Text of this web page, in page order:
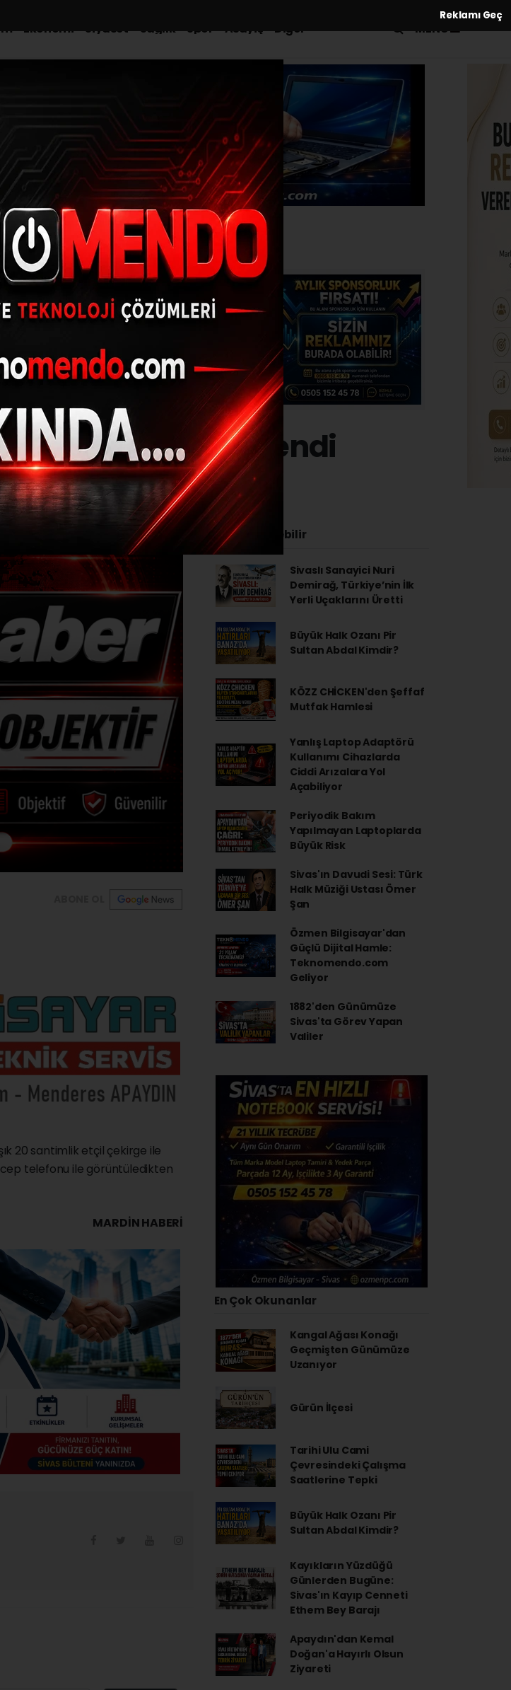
Reklamı Geç
Ekonomi Siyaset Sağlık Spor Asayiş Diğer MENÜ
çekirge görüntülendi
| 31.07.2024 - 12:01, Güncelleme: 31.07.2024 - 11:54
20 santimlik etçil çekirge ile
cep telefonu ile görüntüledikten
MARDIN HABERİ
İlginizi Çekebilir
Sivaslı Sanayici Nuri
Demirağ, Türkiye’nin İlk
Yerli Uçaklarını Üretti
Büyük Halk Ozanı Pir
Sultan Abdal Kimdir?
KÖZZ CHİCKEN'den Şeffaf
Mutfak Hamlesi
Yanlış Laptop Adaptörü
Kullanımı Cihazlarda
Ciddi Arızalara Yol
Açabiliyor
Periyodik Bakım
Yapılmayan Laptoplarda
Büyük Risk
Sivas'ın Davudi Sesi: Türk
Halk Müziği Ustası Ömer
Şan
Özmen Bilgisayar'dan
Güçlü Dijital Hamle:
Teknomendo.com
Geliyor
1882'den Günümüze
Sivas'ta Görev Yapan
Valiler
En Çok Okunanlar
Kangal Ağası Konağı
Geçmişten Günümüze
Uzanıyor
Gürün İlçesi
Tarihi Ulu Cami
Çevresindeki Çalışma
Saatlerine Tepki
Büyük Halk Ozanı Pir
Sultan Abdal Kimdir?
Kayıkların Yüzdüğü
Günlerden Bugüne:
Sivas'ın Kayıp Cenneti
Ethem Bey Barajı
Apaydın'dan Kemal
Doğan'a Hayırlı Olsun
Ziyareti